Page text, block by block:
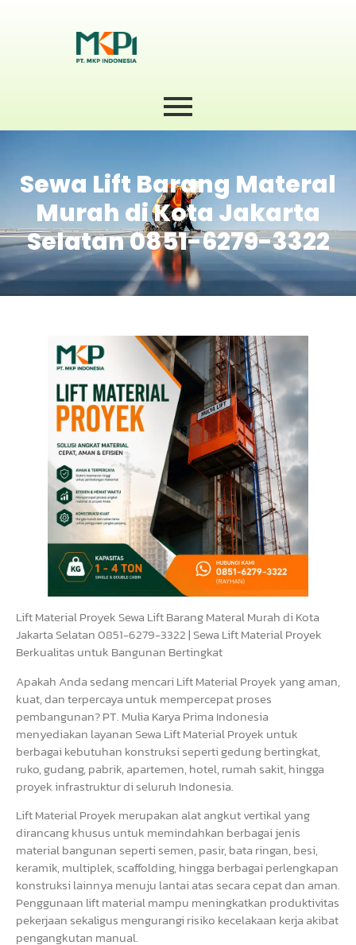
Sewa Lift Barang Materal
Murah di Kota Jakarta
Selatan 0851-6279-3322
Lift Material Proyek Sewa Lift Barang Materal Murah di Kota
Jakarta Selatan 0851-6279-3322 | Sewa Lift Material Proyek
Berkualitas untuk Bangunan Bertingkat
Apakah Anda sedang mencari Lift Material Proyek yang aman,
kuat, dan terpercaya untuk mempercepat proses
pembangunan? PT. Mulia Karya Prima Indonesia
menyediakan layanan Sewa Lift Material Proyek untuk
berbagai kebutuhan konstruksi seperti gedung bertingkat,
ruko, gudang, pabrik, apartemen, hotel, rumah sakit, hingga
proyek infrastruktur di seluruh Indonesia.
Lift Material Proyek merupakan alat angkut vertikal yang
dirancang khusus untuk memindahkan berbagai jenis
material bangunan seperti semen, pasir, bata ringan, besi,
keramik, multiplek, scaffolding, hingga berbagai perlengkapan
konstruksi lainnya menuju lantai atas secara cepat dan aman.
Penggunaan lift material mampu meningkatkan produktivitas
pekerjaan sekaligus mengurangi risiko kecelakaan kerja akibat
pengangkutan manual.